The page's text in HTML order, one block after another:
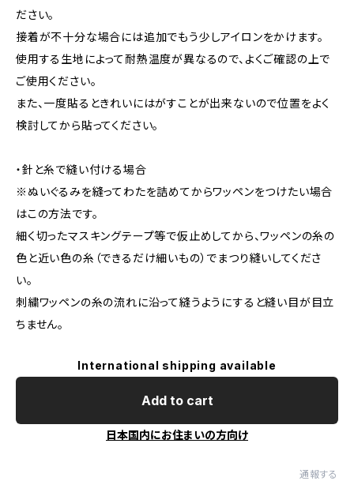
ださい。
接着が不十分な場合には追加でもう少しアイロンをかけます。
使用する生地によって耐熱温度が異なるので、よくご確認の上で
ご使用ください。
また、一度貼るときれいにはがすことが出来ないので位置をよく
検討してから貼ってください。
・針と糸で縫い付ける場合
※ぬいぐるみを縫ってわたを詰めてからワッペンをつけたい場合
はこの方法です。
細く切ったマスキングテープ等で仮止めしてから、ワッペンの糸の
色と近い色の糸（できるだけ細いもの）でまつり縫いしてくださ
い。
刺繍ワッペンの糸の流れに沿って縫うようにすると縫い目が目立
ちません。
International shipping available
Add to cart
日本国内にお住まいの方向け
通報する